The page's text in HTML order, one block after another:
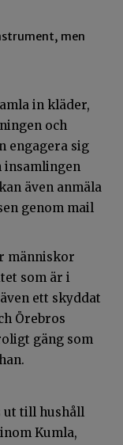
men
in kläder,
och
engagera sig
insamlingen
även anmäla
genom mail
människor
som är i
ett skyddat
Örebros
gäng som
ut till hushåll
Kumla,